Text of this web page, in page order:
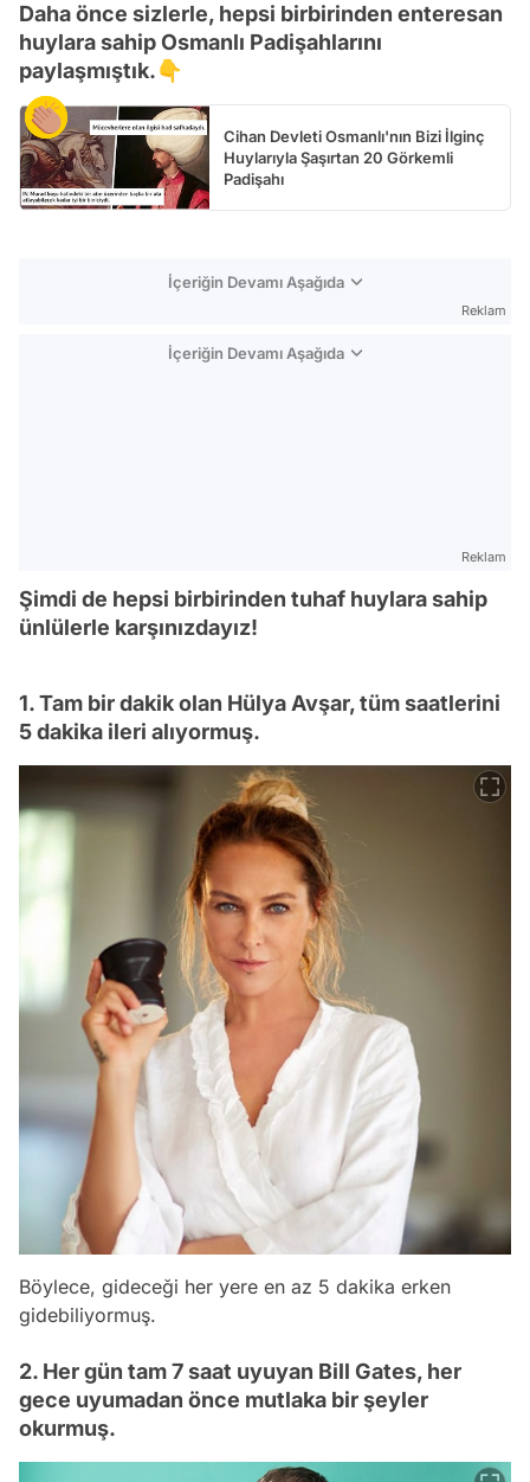
Daha önce sizlerle, hepsi birbirinden enteresan
huylara sahip Osmanlı Padişahlarını
paylaşmıştık.👇
Cihan Devleti Osmanlı'nın Bizi İlginç
Huylarıyla Şaşırtan 20 Görkemli
Padişahı
İçeriğin Devamı Aşağıda
Reklam
İçeriğin Devamı Aşağıda
Reklam
Şimdi de hepsi birbirinden tuhaf huylara sahip
ünlülerle karşınızdayız!
1. Tam bir dakik olan Hülya Avşar, tüm saatlerini
5 dakika ileri alıyormuş.
Böylece, gideceği her yere en az 5 dakika erken
gidebiliyormuş.
2. Her gün tam 7 saat uyuyan Bill Gates, her
gece uyumadan önce mutlaka bir şeyler
okurmuş.